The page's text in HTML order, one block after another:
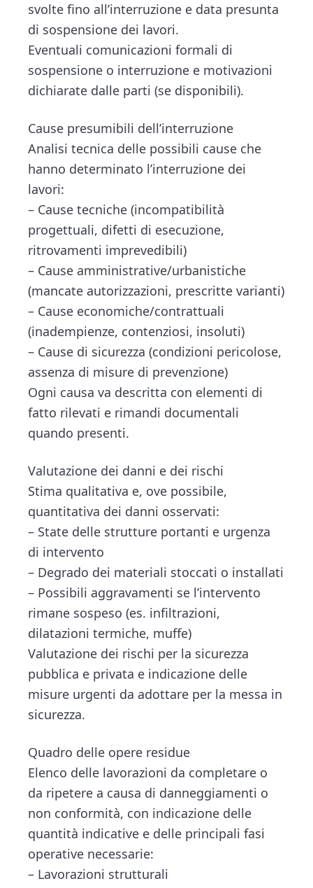
svolte fino all’interruzione e data presunta
di sospensione dei lavori.
Eventuali comunicazioni formali di
sospensione o interruzione e motivazioni
dichiarate dalle parti (se disponibili).
Cause presumibili dell’interruzione
Analisi tecnica delle possibili cause che
hanno determinato l’interruzione dei
lavori:
– Cause tecniche (incompatibilità
progettuali, difetti di esecuzione,
ritrovamenti imprevedibili)
– Cause amministrative/urbanistiche
(mancate autorizzazioni, prescritte varianti)
– Cause economiche/contrattuali
(inadempienze, contenziosi, insoluti)
– Cause di sicurezza (condizioni pericolose,
assenza di misure di prevenzione)
Ogni causa va descritta con elementi di
fatto rilevati e rimandi documentali
quando presenti.
Valutazione dei danni e dei rischi
Stima qualitativa e, ove possibile,
quantitativa dei danni osservati:
– State delle strutture portanti e urgenza
di intervento
– Degrado dei materiali stoccati o installati
– Possibili aggravamenti se l’intervento
rimane sospeso (es. infiltrazioni,
dilatazioni termiche, muffe)
Valutazione dei rischi per la sicurezza
pubblica e privata e indicazione delle
misure urgenti da adottare per la messa in
sicurezza.
Quadro delle opere residue
Elenco delle lavorazioni da completare o
da ripetere a causa di danneggiamenti o
non conformità, con indicazione delle
quantità indicative e delle principali fasi
operative necessarie:
– Lavorazioni strutturali